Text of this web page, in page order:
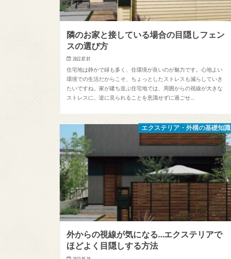
隣のお家と接している場合の目隠しフェン
スの選び方
2022.07.01
住宅地は静かで緑も多く、住環境が良いのが魅力です。心地よい
環境での生活だからこそ、ちょっとしたストレスも減らしていき
たいですね。家が建ち並ぶ住宅地では、周囲からの視線が大きな
ストレスに。逆に見られることを意識せずに過ごせ…
エクステリア・外構の基礎知識
外からの視線が気になる…エクステリアで
ほどよく目隠しする方法